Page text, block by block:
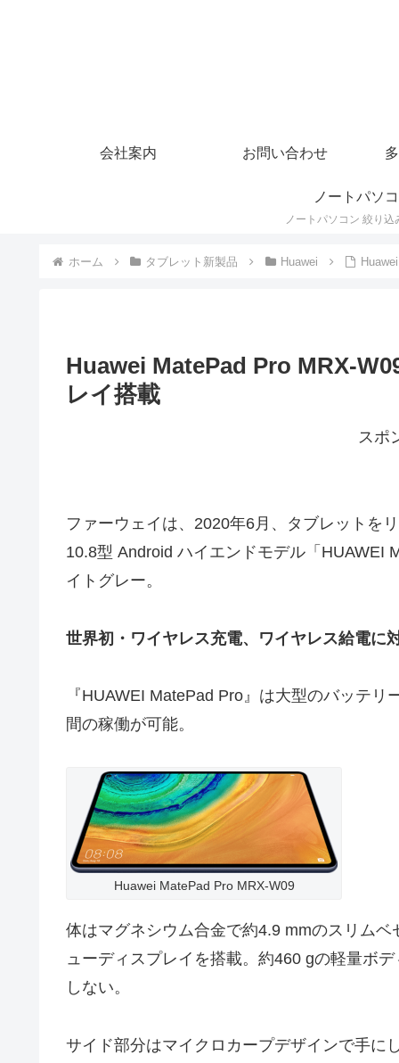
会社案内 お問い合わせ
ノートパソ
ホーム タブレット新製品 Huawei
Huawei MatePad Pro MRX-
レイ搭載
スポ
ファーウェイは、2020年6月、タブレットを
10.8型 Android ハイエンドモデル「HUAWEI
イトグレー。
世界初・ワイヤレス充電、ワイヤレス給電に
『HUAWEI MatePad Pro』は大型のバッテ
間の稼働が可能。
Huawei MatePad Pro MRX-W09
体はマグネシウム合金で約4.9 mmのスリム
ューディスプレイを搭載。約460 gの軽量ボ
しない。
サイド部分はマイクロカープデザインで手に